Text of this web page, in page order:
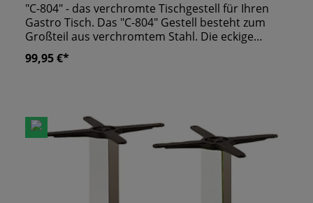
"C-804" - das verchromte Tischgestell für Ihren
Gastro Tisch. Das "C-804" Gestell besteht zum
Großteil aus verchromtem Stahl. Die eckige
Mittelsäule hat eine Seitenlänge von 80 mm und
ist an der gusseisernen Bodenplatte befestigt.
Tischplatten geeignet:- ø 60 cm- ø 70 cm- 60x60
cm- 70x70 cm- 80x80 cm
99,95 €*